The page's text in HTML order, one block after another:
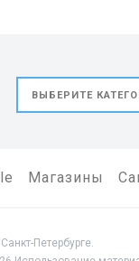
Магазины
Петербурге.